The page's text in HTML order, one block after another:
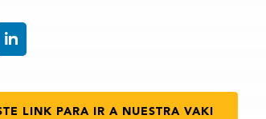
LINK PARA IR A NUESTRA VAKI